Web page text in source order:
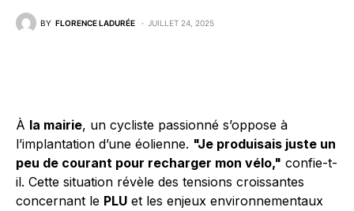
BY FLORENCE LADURÉE JUILLET 24, 2025
À la mairie, un cycliste passionné s’oppose à
l’implantation d’une éolienne. "Je produisais juste un
peu de courant pour recharger mon vélo," confie-t-
il. Cette situation révèle des tensions croissantes
concernant le PLU et les enjeux environnementaux